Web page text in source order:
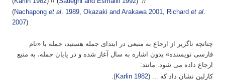
(Nachapong et al. 1989, Okazaki and Arakawa 2001, Richard et al.
2007)
چنانچه ناگزیر از ارجاع به منبعی در ابتدای جمله هستید، جمله با «نام
فارسی نویسنده» بدون اشاره به سال آغاز شده و در پایان جمله، به منبع
ارجاع داده می شود. مانند:
کارلین نشان داد که ... (Karlin 1982
).